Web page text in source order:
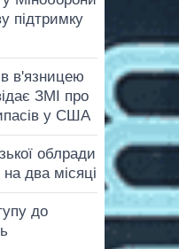
підтримку
в'язницею
ЗМІ про
у США
облради
два місяці
до